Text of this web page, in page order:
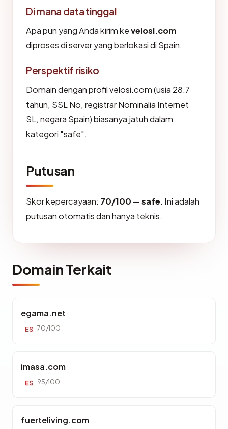
Di mana data tinggal
Apa pun yang Anda kirim kevelosi.com
diproses di server yang berlokasi di Spain.
Perspektif risiko
Domain dengan profil velosi.com (usia 28.7
tahun, SSL No, registrar Nominalia Internet
SL, negara Spain) biasanya jatuh dalam
kategori "safe".
Putusan
Skor kepercayaan: 70/100 —safe. Ini adalah
putusan otomatis dan hanya teknis.
Domain Terkait
egama.net
ES 70/100
imasa.com
ES 95/100
fuerteliving.com